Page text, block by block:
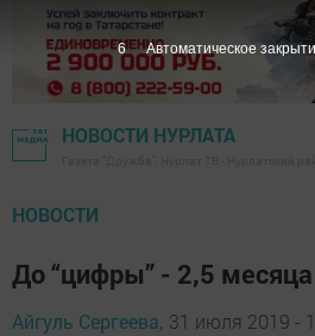
НОВОСТИ НУРЛАТА
НОВОСТИ
До “цифры” - 2,5 месяца
Айгуль Сергеева, 31 июля 2019 -
6 Автоматическое